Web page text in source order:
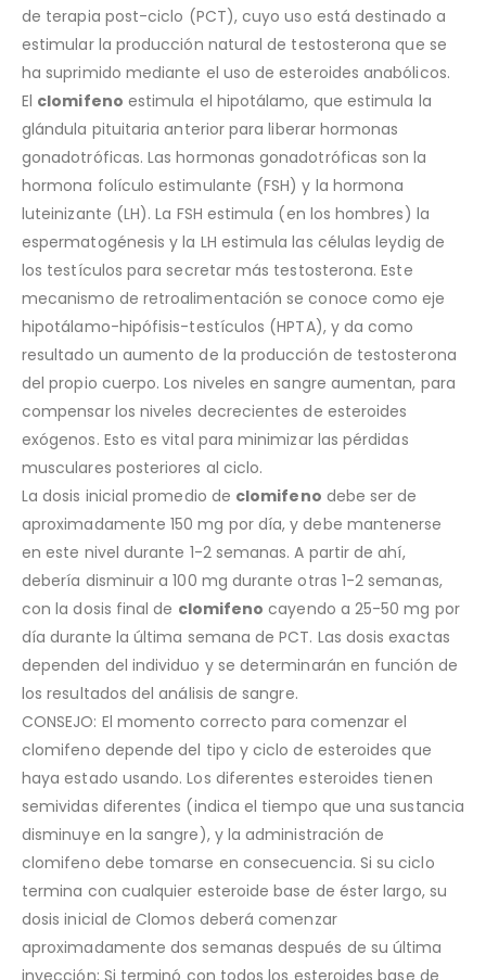
de terapia post-ciclo (PCT), cuyo uso está destinado a
estimular la producción natural de testosterona que se
ha suprimido mediante el uso de esteroides anabólicos.
El clomifeno estimula el hipotálamo, que estimula la
glándula pituitaria anterior para liberar hormonas
gonadotróficas. Las hormonas gonadotróficas son la
hormona folículo estimulante (FSH) y la hormona
luteinizante (LH). La FSH estimula (en los hombres) la
espermatogénesis y la LH estimula las células leydig de
los testículos para secretar más testosterona. Este
mecanismo de retroalimentación se conoce como eje
hipotálamo-hipófisis-testículos (HPTA), y da como
resultado un aumento de la producción de testosterona
del propio cuerpo. Los niveles en sangre aumentan, para
compensar los niveles decrecientes de esteroides
exógenos. Esto es vital para minimizar las pérdidas
musculares posteriores al ciclo.
La dosis inicial promedio de clomifeno debe ser de
aproximadamente 150 mg por día, y debe mantenerse
en este nivel durante 1-2 semanas. A partir de ahí,
debería disminuir a 100 mg durante otras 1-2 semanas,
con la dosis final de clomifeno cayendo a 25-50 mg por
día durante la última semana de PCT. Las dosis exactas
dependen del individuo y se determinarán en función de
los resultados del análisis de sangre.
CONSEJO: El momento correcto para comenzar el
clomifeno depende del tipo y ciclo de esteroides que
haya estado usando. Los diferentes esteroides tienen
semividas diferentes (indica el tiempo que una sustancia
disminuye en la sangre), y la administración de
clomifeno debe tomarse en consecuencia. Si su ciclo
termina con cualquier esteroide base de éster largo, su
dosis inicial de Clomos deberá comenzar
aproximadamente dos semanas después de su última
inyección; Si terminó con todos los esteroides base de